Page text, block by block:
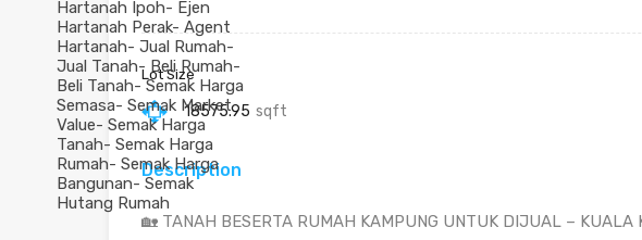
Lot Size
18575.95 sqft
Description
🏡 TANAH BESERTA RUMAH KAMPUNG UNTUK DIJUAL – KUALA